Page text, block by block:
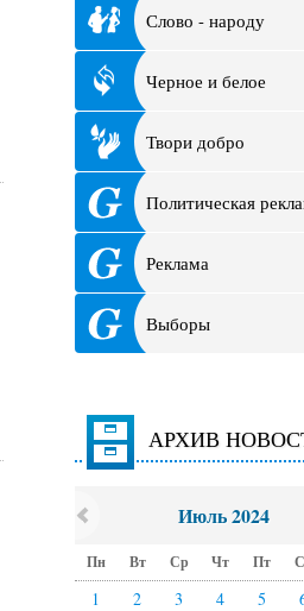
Слово - народу
Черное и белое
Твори добро
Политическая
Реклама
Выборы
АРХИВ
Июль 2024
Пн Вт Ср Чт Пт
1 2 3 4 5